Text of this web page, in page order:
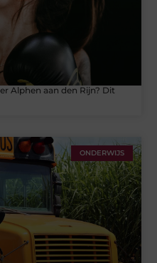
Alphen aan den Rijn? Dit
ONDERWIJS